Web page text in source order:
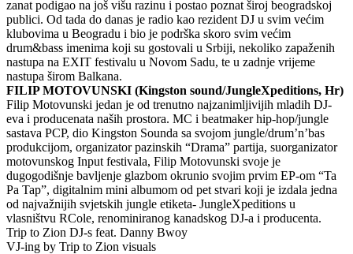
zanat podigao na još višu razinu i postao poznat široj beogradskoj
publici. Od tada do danas je radio kao rezident DJ u svim većim
klubovima u Beogradu i bio je podrška skoro svim većim
drum&bass imenima koji su gostovali u Srbiji, nekoliko zapaženih
nastupa na EXIT festivalu u Novom Sadu, te u zadnje vrijeme
nastupa širom Balkana.
FILIP MOTOVUNSKI (Kingston sound/JungleXpeditions, Hr)
Filip Motovunski jedan je od trenutno najzanimljivijih mladih DJ-
eva i producenata naših prostora. MC i beatmaker hip-hop/jungle
sastava PCP, dio Kingston Sounda sa svojom jungle/drum’n’bas
produkcijom, organizator pazinskih “Drama” partija, suorganizator
motovunskog Input festivala, Filip Motovunski svoje je
dugogodišnje bavljenje glazbom okrunio svojim prvim EP-om “Ta
Pa Tap”, digitalnim mini albumom od pet stvari koji je izdala jedna
od najvažnijih svjetskih jungle etiketa- JungleXpeditions u
vlasništvu RCole, renominiranog kanadskog DJ-a i producenta.
Trip to Zion DJ-s feat. Danny Bwoy
VJ-ing by Trip to Zion visuals